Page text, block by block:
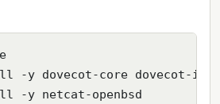
-y dovecot-core dovecot-
-y netcat-openbsd